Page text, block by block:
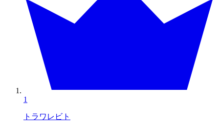
1
トラワレビト